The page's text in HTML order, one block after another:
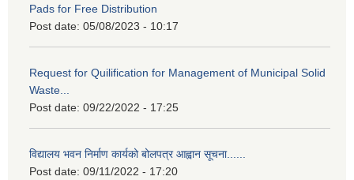
Pads for Free Distribution
Post date: 05/08/2023 - 10:17
Request for Quilification for Management of Municipal Solid
Waste...
Post date: 09/22/2022 - 17:25
विद्यालय भवन निर्माण कार्यको बोलपत्र आह्वान सूचना......
Post date: 09/11/2022 - 17:20